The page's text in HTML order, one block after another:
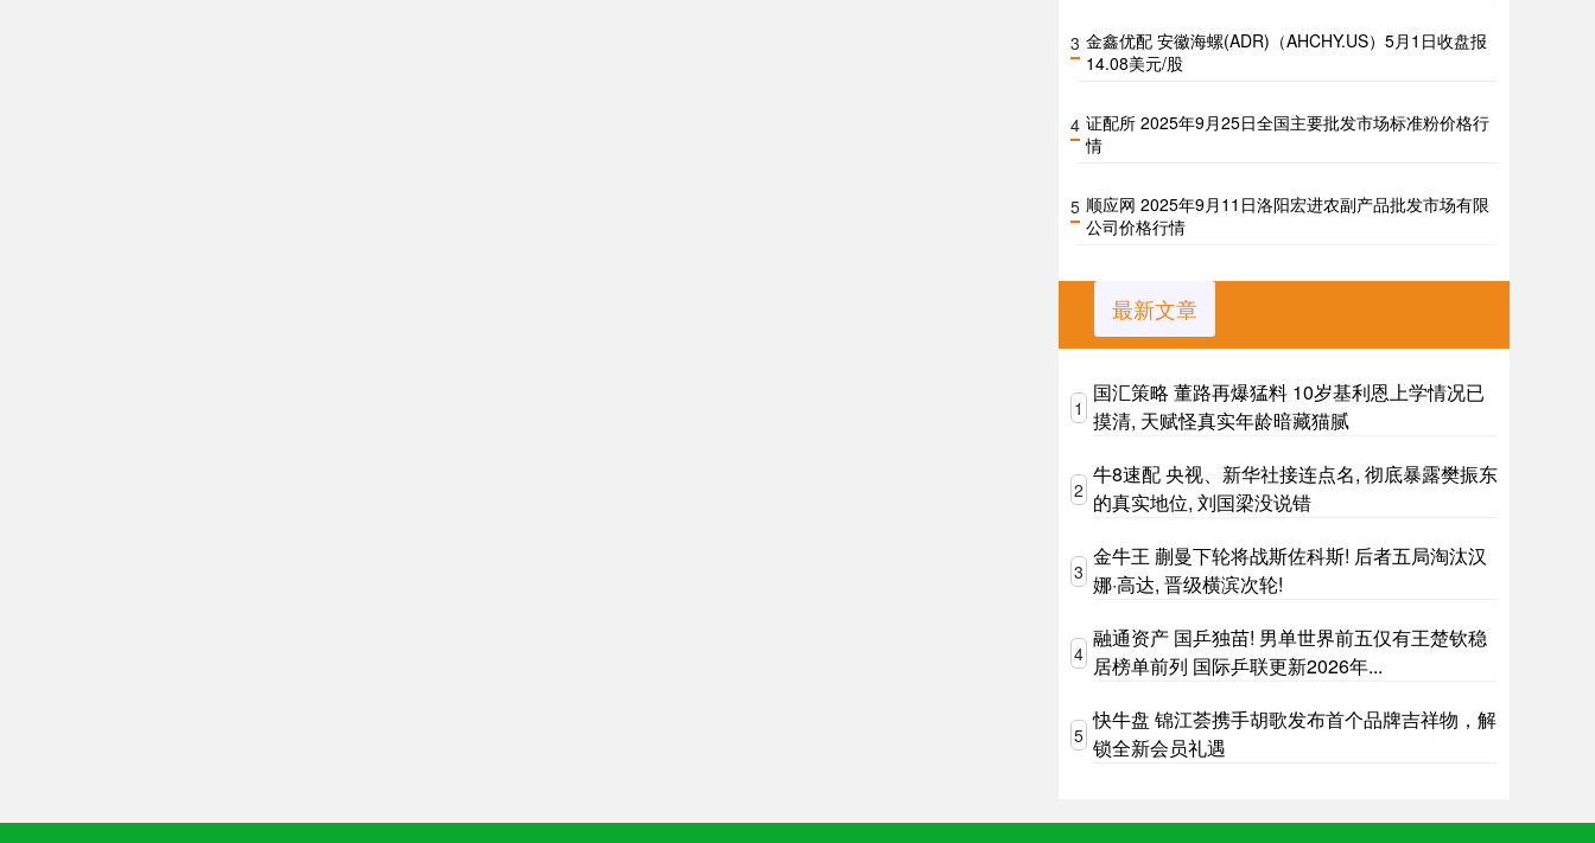
3 金鑫优配 安徽海螺(ADR)（AHCHY.US）5月1日收盘报
14.08美元/股
4 证配所 2025年9月25日全国主要批发市场标准粉价格行
情
5 顺应网 2025年9月11日洛阳宏进农副产品批发市场有限
公司价格行情
最新文章
1
国汇策略 董路再爆猛料 10岁基利恩上学情况已
摸清, 天赋怪真实年龄暗藏猫腻
2
牛8速配 央视、新华社接连点名, 彻底暴露樊振东
的真实地位, 刘国梁没说错
3
金牛王 蒯曼下轮将战斯佐科斯! 后者五局淘汰汉
娜·高达, 晋级横滨次轮!
4
融通资产 国乒独苗! 男单世界前五仅有王楚钦稳
居榜单前列 国际乒联更新2026年...
5
快牛盘 锦江荟携手胡歌发布首个品牌吉祥物，解
锁全新会员礼遇